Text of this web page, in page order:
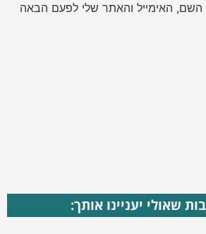
האימייל והאתר שלי לפעם הבאה
שאולי יעניינו אותך: